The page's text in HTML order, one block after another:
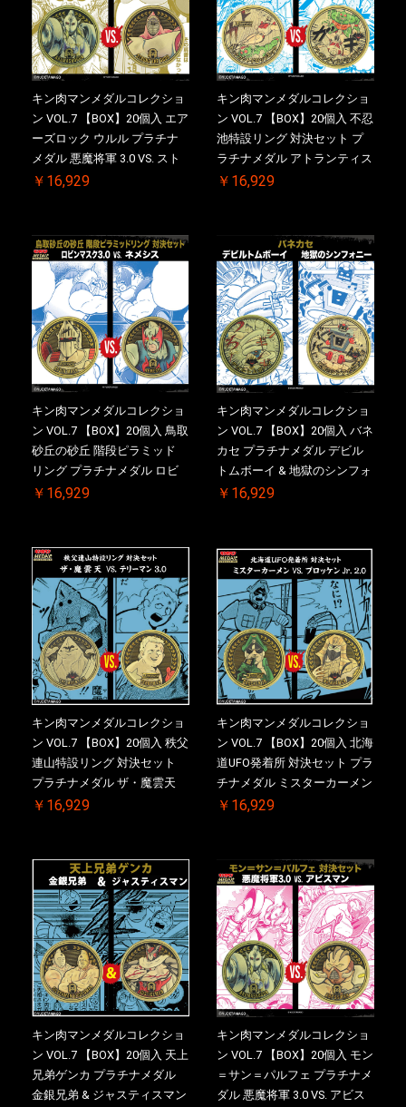
キン肉マンメダルコレクショ
ン VOL.7 【BOX】20個入 エア
ーズロック ウルル プラチナ
メダル 悪魔将軍 3.0 VS. スト
ロング・ザ・武道 初回シリア
売品)付
￥16,929
キン肉マンメダルコレクショ
ン VOL.7 【BOX】20個入 不忍
池特設リング 対決セット プ
ラチナメダル アトランティス
ドライバー VS.ネックカット
特典 】KIN(金)肉メダル(非売
品)付
￥16,929
キン肉マンメダルコレクショ
ン VOL.7 【BOX】20個入 鳥取
砂丘の砂丘 階段ピラミッド
リング プラチナメダル ロビ
ンマスク VS.ネメシス 初回シ
ル(非売品)付
￥16,929
キン肉マンメダルコレクショ
ン VOL.7 【BOX】20個入 バネ
カセ プラチナメダル デビル
トムボーイ & 地獄のシンフォ
ニー 初回シリアルNO.入 ケー
￥16,929
キン肉マンメダルコレクショ
ン VOL.7 【BOX】20個入 秩父
連山特設リング 対決セット
プラチナメダル ザ・魔雲天
VS. テリーマン 3.0 初回シリア
売品)付
￥16,929
キン肉マンメダルコレクショ
ン VOL.7 【BOX】20個入 北海
道UFO発着所 対決セット プラ
チナメダル ミスターカーメン
VS. ブロッケン Jr. 2.0 初回シ
ル(非売品)付
￥16,929
キン肉マンメダルコレクショ
ン VOL.7 【BOX】20個入 天上
兄弟ゲンカ プラチナメダル
金銀兄弟 & ジャスティスマン
キン肉マンメダルコレクショ
ン VOL.7 【BOX】20個入 モン
＝サン＝パルフェ プラチナメ
ダル 悪魔将軍 3.0 VS. アビス